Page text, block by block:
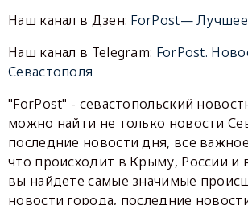
Наш канал в Дзен: ForPost— Лучшее
Наш канал в Telegram: ForPost.
Севастополя
"ForPost" - севастопольский
можно найти не только новости
последние новости дня, все
что происходит в Крыму, России и
вы найдете самые значимые
новости города, последние